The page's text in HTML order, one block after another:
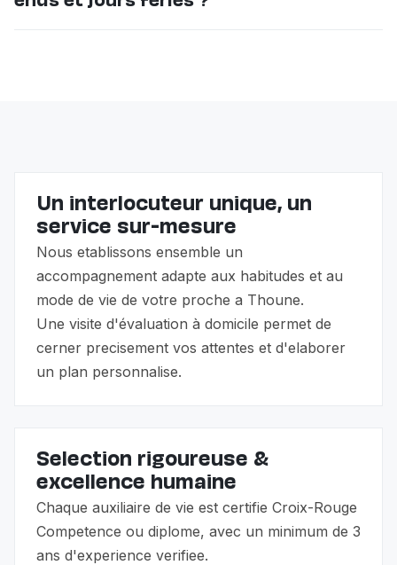
auxiliaire de vie sans frais supplémentaires. Votre
Un interlocuteur unique, un
service sur-mesure
Nous etablissons ensemble un
accompagnement adapte aux habitudes et au
mode de vie de votre proche a Thoune.
Une visite d'évaluation à domicile permet de
cerner precisement vos attentes et d'elaborer
un plan personnalise.
Selection rigoureuse &
excellence humaine
Chaque auxiliaire de vie est certifie Croix-Rouge
Competence ou diplome, avec un minimum de 3
ans d'experience verifiee.